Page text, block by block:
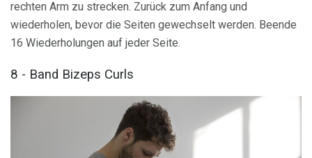
rechten Arm zu strecken. Zurück zum Anfang und
wiederholen, bevor die Seiten gewechselt werden. Beende
16 Wiederholungen auf jeder Seite.
8 - Band Bizeps Curls